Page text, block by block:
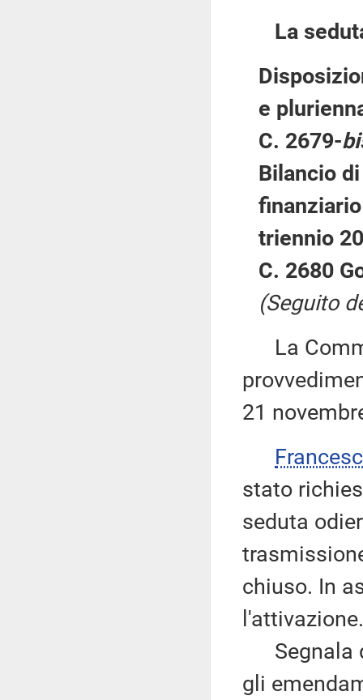
La
e
C. 2679-
Bilancio
triennio
C. 2680
(Seguito
La
21
stato
seduta
chiuso. In
l'attivazione.
Segnala
gli